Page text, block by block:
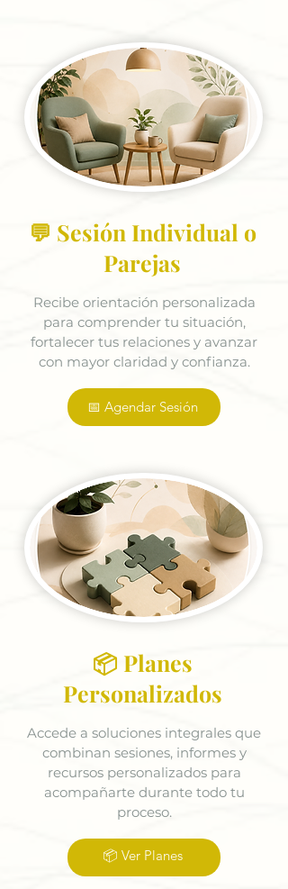
💬 Sesión Individual o
Parejas
Recibe orientación personalizada
para comprender tu situación,
fortalecer tus relaciones y avanzar
con mayor claridad y confianza.
📅 Agendar Sesión
📦 Planes
Personalizados
Accede a soluciones integrales que
combinan sesiones, informes y
recursos personalizados para
acompañarte durante todo tu
proceso.
📦 Ver Planes